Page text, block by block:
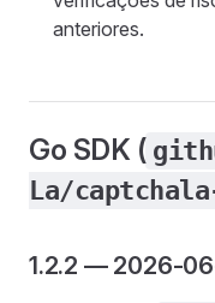
anteriores.
Go SDK (
La/
1.2.2 — 2026-